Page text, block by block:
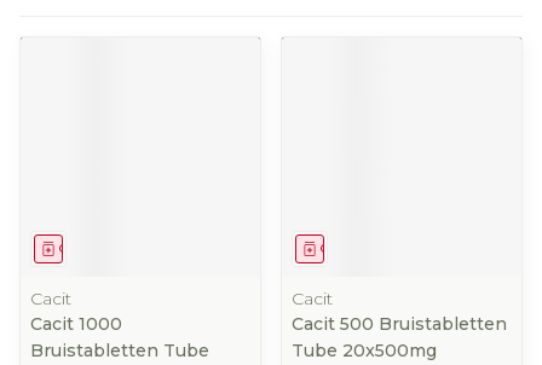
Geneesmiddel
Cacit
Cacit 1000
Bruistabletten Tube
Geneesmiddel
Cacit
Cacit 500 Bruistabletten
Tube 20x500mg